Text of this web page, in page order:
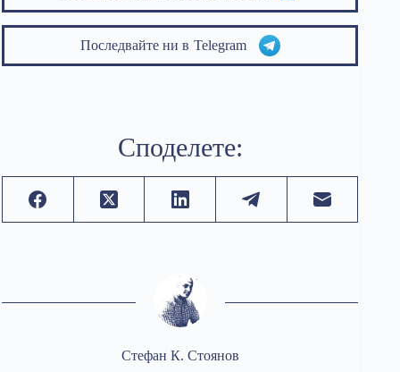
Последвайте ни в Telegram
Споделете:
Стефан К. Стоянов